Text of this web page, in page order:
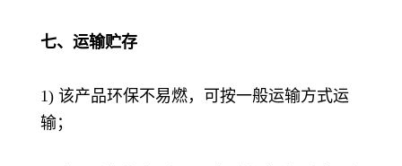
七、运输贮存
1) 该产品环保不易燃，可按一般运输方式运
输；